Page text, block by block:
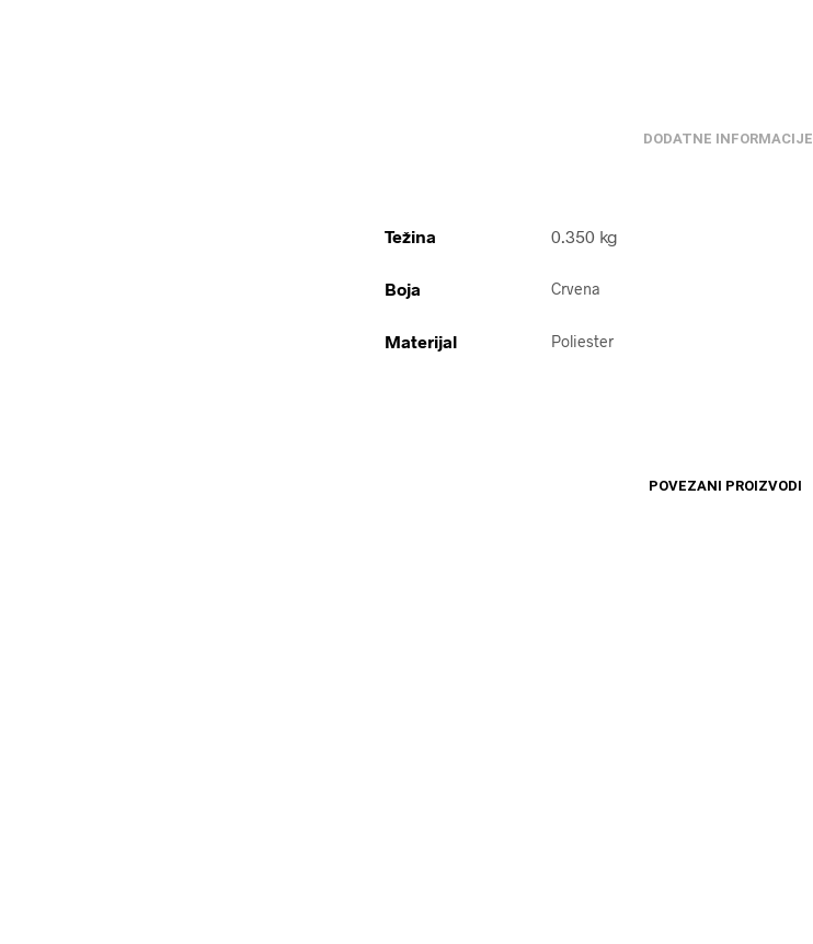
DODATNE INFORMACIJE
Težina 0.350 kg
Boja Crvena
Materijal Poliester
POVEZANI PROIZVODI